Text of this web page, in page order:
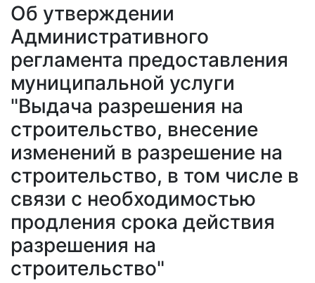
Об утверждении
Административного
регламента предоставления
муниципальной услуги
"Выдача разрешения на
строительство, внесение
изменений в разрешение на
строительство, в том числе в
связи с необходимостью
продления срока действия
разрешения на
строительство"